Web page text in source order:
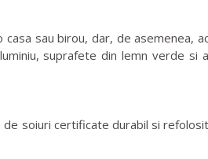
sau birou, dar, de asemenea,
suprafete din lemn verde si
soiuri certificate durabil si